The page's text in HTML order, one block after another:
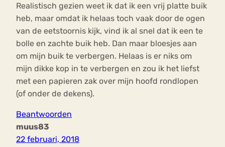
Realistisch gezien weet ik dat ik een vrij platte buik
heb, maar omdat ik helaas toch vaak door de ogen
van de eetstoornis kijk, vind ik al snel dat ik een te
bolle en zachte buik heb. Dan maar bloesjes aan
om mijn buik te verbergen. Helaas is er niks om
mijn dikke kop in te verbergen en zou ik het liefst
met een papieren zak over mijn hoofd rondlopen
(of onder de dekens).
Beantwoorden
muus83
22 februari, 2018